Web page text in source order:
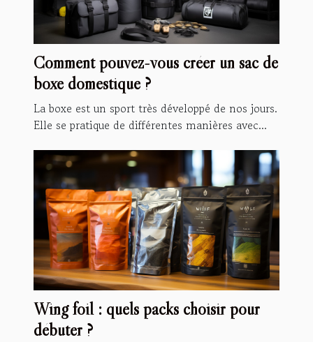
Comment pouvez-vous créer un sac de
boxe domestique ?
La boxe est un sport très développé de nos jours.
Elle se pratique de différentes manières avec...
Wing foil : quels packs choisir pour
débuter ?